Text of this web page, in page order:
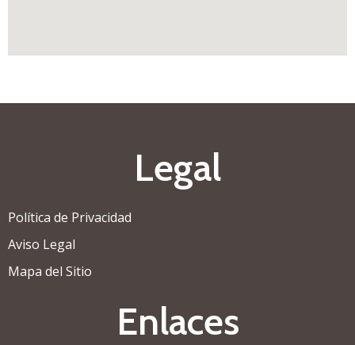
Legal
Política de Privacidad
Aviso Legal
Mapa del Sitio
Enlaces